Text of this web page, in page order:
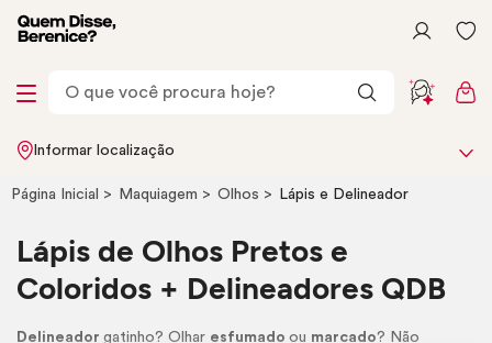
Informar localização
Página Inicial Maquiagem Olhos Lápis e Delineador
Lápis de Olhos Pretos e
Coloridos + Delineadores QDB
Delineadorgatinho? Olhar esfumadoou marcado? Não